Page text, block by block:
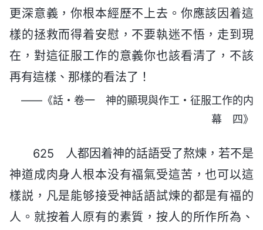
更深意義，你根本經歷不上去。你應該因着這
樣的拯救而得着安慰，不要執迷不悟，走到現
在，對這征服工作的意義你也該看清了，不該
再有這樣、那樣的看法了！
——《話・卷一 神的顯現與作工・征服工作的内
幕 四》
625 人都因着神的話語受了熬煉，若不是
神道成肉身人根本没有福氣受這苦，也可以這
樣説，凡是能够接受神話語試煉的都是有福的
人。就按着人原有的素質，按人的所作所為、